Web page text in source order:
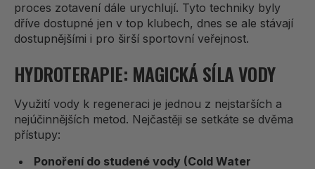
proces zotavení dále urychlují. Tyto techniky byly
dříve dostupné jen v top klubech, dnes se ale stávají
dostupnějšími i pro širší sportovní veřejnost.
HYDROTERAPIE: MAGICKÁ SÍLA VODY
Využití vody k regeneraci je jednou z nejstarších a
nejúčinnějších metod. Nejčastěji se setkáte se dvěma
přístupy:
Ponoření do studené vody (Cold Water